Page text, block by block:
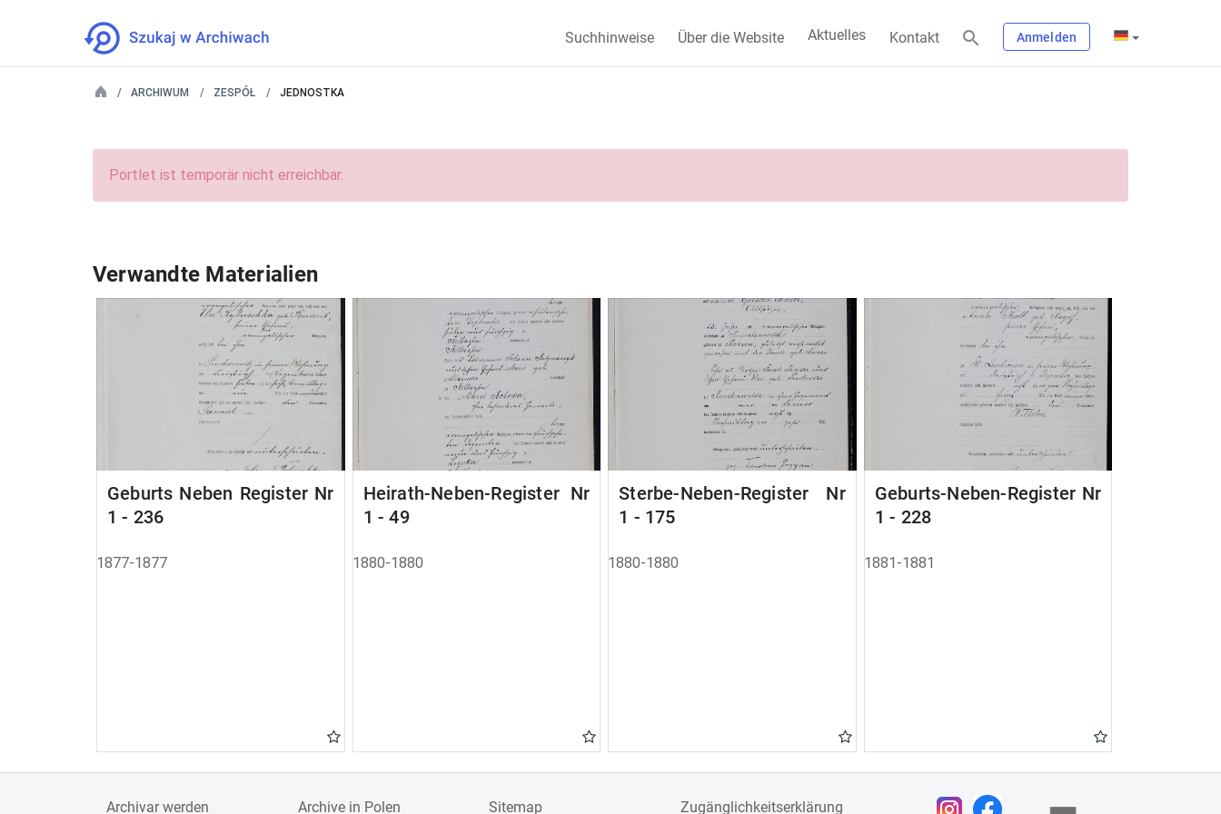
Suchhinweise Über die Website Aktuelles Kontakt Anmelden
ARCHIWUM ZESPÓŁ JEDNOSTKA
Portlet ist temporär nicht erreichbar.
Verwandte Materialien
Geburts Neben Register Nr
1 - 236
1877-1877
Heirath-Neben-Register Nr
1 - 49
1880-1880
Sterbe-Neben-Register Nr
1 - 175
1880-1880
Geburts-Neben-Register Nr
1 - 228
1881-1881
Archivar werden Archive in Polen Sitemap Zugänglichkeitserklärung